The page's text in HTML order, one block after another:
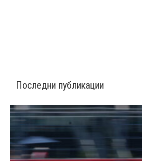
Последни публикации